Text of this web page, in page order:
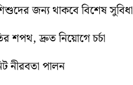
জন্য থাকবে বিশেষ সুবিধা
শপথ, দ্রুত নিয়োগে চর্চা
নীরবতা পালন